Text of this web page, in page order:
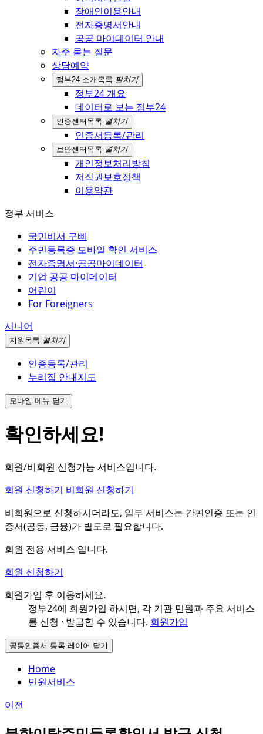
장애인이용안내
전자증명서안내
공공 마이데이터 안내
자주 묻는 질문
상담예약
정부24 소개 목록 펼치기
정부24 개요
데이터로 보는 정부24
인증센터 목록 펼치기
인증서등록/관리
보안센터 목록 펼치기
개인정보처리방침
저작권보호정책
이용약관
정부 서비스
국민비서 구삐
주민등록증 모바일 확인 서비스
전자증명서·공공마이데이터
기업 공공 마이데이터
어린이
For Foreigners
시니어
지원 목록 펼치기
인증등록/관리
누리집 안내지도
모바일 메뉴 닫기
확인하세요!
회원/비회원 신청가능 서비스입니다.
회원 신청하기 비회원 신청하기
비회원으로 신청하시더라도, 일부 서비스는 간편인증 또는 인
증서(공동, 금융)가 별도로 필요합니다.
회원 전용 서비스 입니다.
회원 신청하기
회원가입 후 이용하세요.
정부24에 회원가입 하시면, 각 기관 민원과 주요 서비스
를 신청 · 발급할 수 있습니다. 회원가입
공동인증서 등록 레이어 닫기
Home
민원서비스
이전